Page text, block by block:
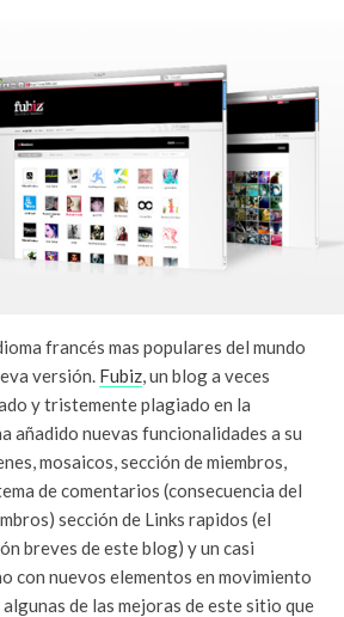
francés mas populares del mundo
versión. Fubiz, un blog a veces
y tristemente plagiado en la
añadido nuevas funcionalidades a su
mosaicos, sección de miembros,
de comentarios (consecuencia del
sección de Links rapidos (el
breves de este blog) y un casi
con nuevos elementos en movimiento
de las mejoras de este sitio que